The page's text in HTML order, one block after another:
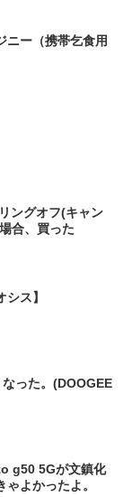
ニー（携帯乞食用
ングオフ(キャン
合、買った
ス】
った。(DOOGEE
g50 5Gが文鎮化
よかったよ。